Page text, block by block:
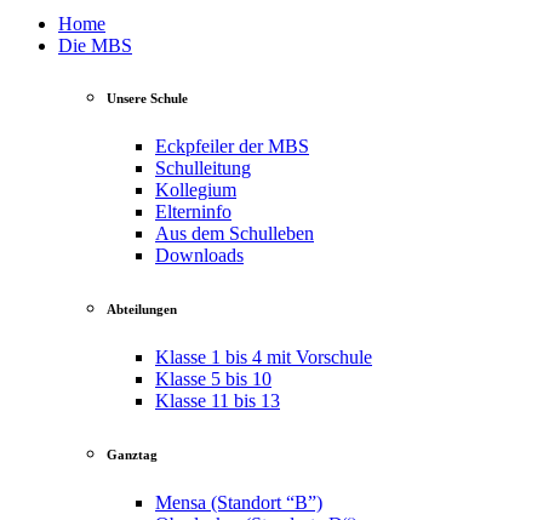
Home
Die MBS
Unsere Schule
Eckpfeiler der MBS
Schulleitung
Kollegium
Elterninfo
Aus dem Schulleben
Downloads
Abteilungen
Klasse 1 bis 4 mit Vorschule
Klasse 5 bis 10
Klasse 11 bis 13
Ganztag
Mensa (Standort “B”)